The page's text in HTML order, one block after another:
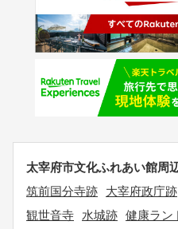
太宰府市文化ふれあい館周
筑前国分寺跡
大宰府政庁跡
観世音寺
水城跡 健康ラン